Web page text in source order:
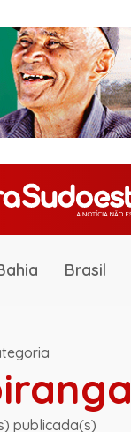
Brasil
publicada(s)